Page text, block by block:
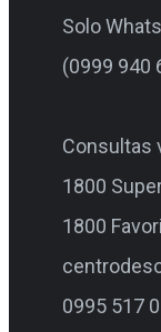
Solo
(0999 940
Consultas
1800
1800
0995 517